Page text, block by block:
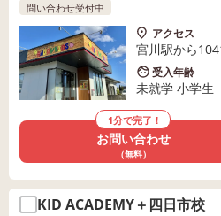
問い合わせ受付中
アクセス
宮川駅から
受入年齢
未就学 小学生
1分で完了！
お問い合わせ
（無料）
KID ACADEMY＋四日市校